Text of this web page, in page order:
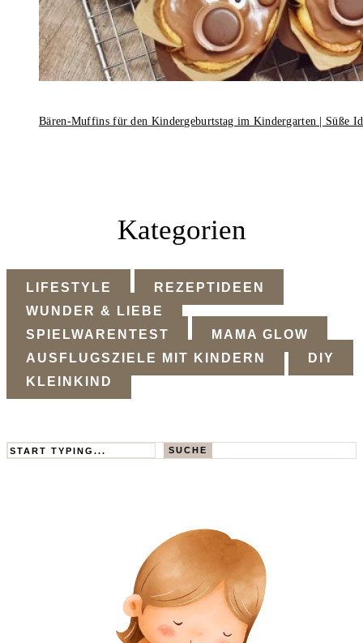
Bären-Muffins für den Kindergeburtstag im Kindergarten | Süße
Kategorien
LIFESTYLE
REZEPTIDEEN
WUNDER & LIEBE
SPIELWARENTEST
MAMA GLOW
AUSFLUGSZIELE MIT KINDERN
DIY
KLEINKIND
Search SUCHE